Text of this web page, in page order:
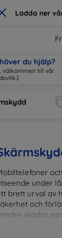
Ladda ner
du hjälp?
välkommen till vå|
under
brett urval av
och
skador
modeller, vilket